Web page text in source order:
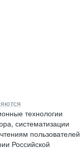
технологии
систематизации
пользователей
Российской